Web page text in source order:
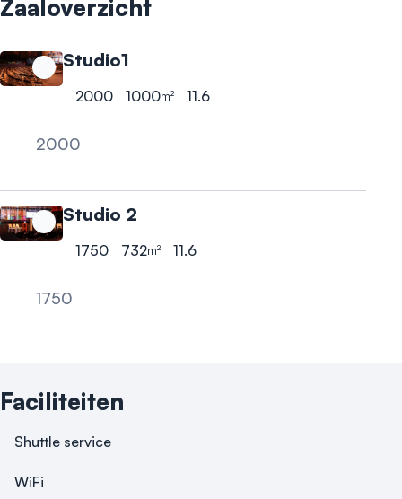
Zaaloverzicht
Studio1
Hoogste aantal personen
2000
Oppervlakte
1000m²
Hoogte
11.6
Reception
2000
Studio 2
Hoogste aantal personen
1750
Oppervlakte
732m²
Hoogte
11.6
Reception
1750
Faciliteiten
Shuttle service
WiFi